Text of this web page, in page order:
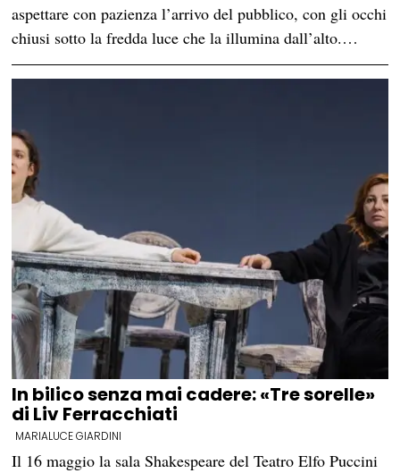
aspettare con pazienza l’arrivo del pubblico, con gli occhi
chiusi sotto la fredda luce che la illumina dall’alto.…
In bilico senza mai cadere: «Tre sorelle»
di Liv Ferracchiati
MARIALUCE GIARDINI
Il 16 maggio la sala Shakespeare del Teatro Elfo Puccini